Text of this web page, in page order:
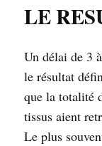
LE
Un délai de 3
le résultat
que la totalité
tissus aient
Le plus